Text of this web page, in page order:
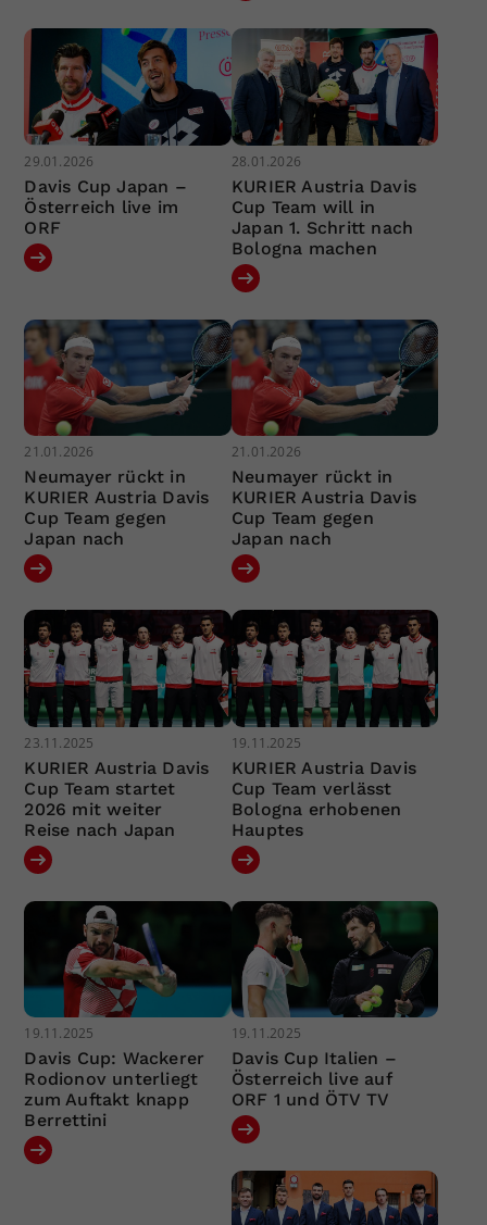
29.01.2026
Davis Cup Japan –
Österreich live im
ORF
28.01.2026
KURIER Austria Davis
Cup Team will in
Japan 1. Schritt nach
Bologna machen
21.01.2026
Neumayer rückt in
KURIER Austria Davis
Cup Team gegen
Japan nach
21.01.2026
Neumayer rückt in
KURIER Austria Davis
Cup Team gegen
Japan nach
23.11.2025
KURIER Austria Davis
Cup Team startet
2026 mit weiter
Reise nach Japan
19.11.2025
KURIER Austria Davis
Cup Team verlässt
Bologna erhobenen
Hauptes
19.11.2025
Davis Cup: Wackerer
Rodionov unterliegt
zum Auftakt knapp
Berrettini
19.11.2025
Davis Cup Italien –
Österreich live auf
ORF 1 und ÖTV TV